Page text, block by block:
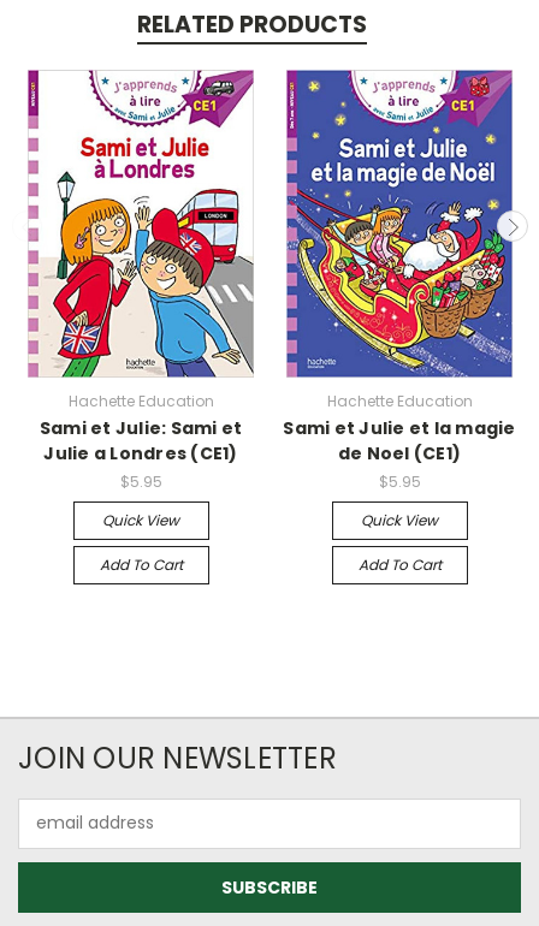
RELATED PRODUCTS
Hachette Education
Sami et Julie: Sami et
Julie a Londres (CE1)
$5.95
Quick View
Add To Cart
Hachette Education
Sami et Julie et la magie
de Noel (CE1)
$5.95
Quick View
Add To Cart
JOIN OUR NEWSLETTER
Address